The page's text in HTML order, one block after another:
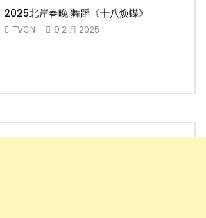
2025北岸春晚 舞蹈《十八焕蝶》
TVCN 9 2 月 2025